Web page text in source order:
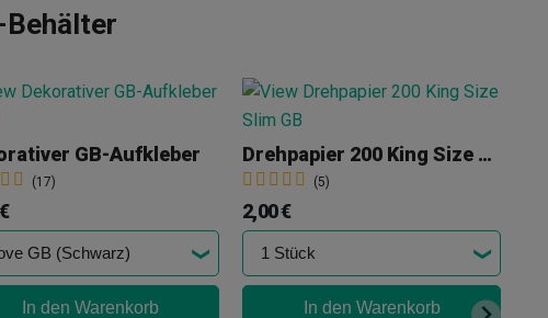
Behälter
GB-Aufkleber
(17)
In den Warenkorb
Drehpapier 200 King Size Slim GB
(5)
2,00 €
In den Warenkorb